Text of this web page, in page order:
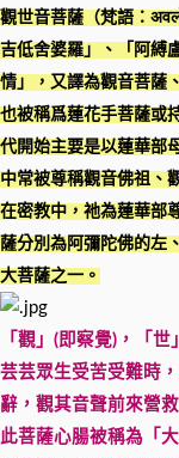
觀世音菩薩（梵語：
吉低舍婆羅」、「阿縛
情」，又譯為觀音菩薩
也被稱爲蓮花手菩薩或
代開始主要是以蓮華部
中常被尊稱觀音佛祖、
在密教中，祂為蓮華部
薩分別為阿彌陀佛的左
大菩薩之一。
「觀」(即察覺)，「
芸芸眾生受苦受難時
辭，觀其音聲前來營救
此菩薩心腸被稱為「